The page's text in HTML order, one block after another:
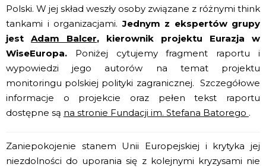
Polski. W jej skład weszły osoby związane z różnymi think
tankami i organizacjami.Jednym z ekspertów grupy
jest Adam Balcer, kierownik projektu Eurazja w
WiseEuropa. Poniżej cytujemy fragment raportu i
wypowiedzi jego autorów na tematprojektu
monitoringu polskiej polityki zagranicznej. Szczegółowe
informacje o projekcie oraz pełen tekst raportu
dostępne są na stronie Fundacji im. Stefana Batorego .
Zaniepokojenie stanem Unii Europejskiej i krytyka jej
niezdolności do uporania się z kolejnymi kryzysami nie